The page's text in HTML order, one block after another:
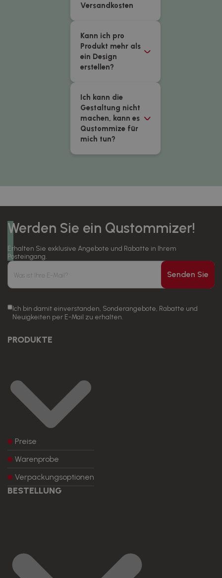
Versandkosten
Kann ich pro
Produkt mehr als
ein Design
erstellen?
Ich kann die
Gestaltung nicht
machen, kann es
Qustommize für
mich tun?
Werden Sie ein Qustommizer!
Erhalten Sie exklusive Angebote und Rabatte in Ihrem
Posteingang.
Senden Sie
Ich bin damit einverstanden, Sonderangebote, Rabatte und
Neuigkeiten per E-Mail zu erhalten.
PRODUKTE
Preise
Warenprobe
Verpackungsoptionen
BESTELLUNG